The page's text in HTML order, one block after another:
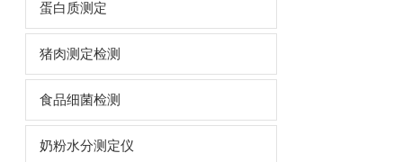
蛋白质测定
猪肉测定检测
食品细菌检测
奶粉水分测定仪